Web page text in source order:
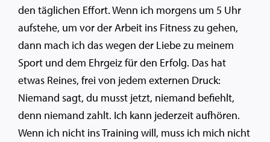
den täglichen Effort. Wenn ich morgens um 5 Uhr
aufstehe, um vor der Arbeit ins Fitness zu gehen,
dann mach ich das wegen der Liebe zu meinem
Sport und dem Ehrgeiz für den Erfolg. Das hat
etwas Reines, frei von jedem externen Druck:
Niemand sagt, du musst jetzt, niemand befiehlt,
denn niemand zahlt. Ich kann jederzeit aufhören.
Wenn ich nicht ins Training will, muss ich mich nicht